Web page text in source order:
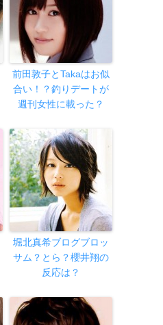
前田敦子とTakaはお似
合い！？釣りデートが
週刊女性に載った？
堀北真希ブログブロッ
サム？とら？櫻井翔の
反応は？